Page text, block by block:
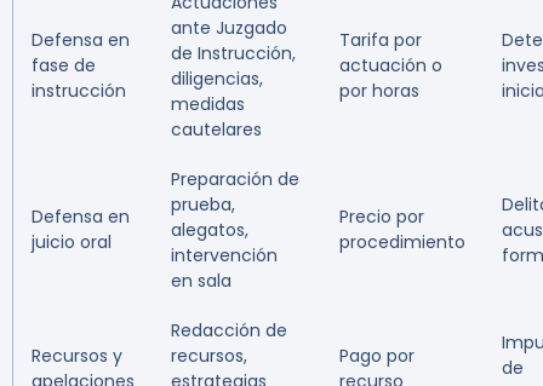
Defensa en
fase de
instrucción
ante Juzgado
de Instrucción,
diligencias,
medidas
cautelares
Tarifa por
actuación o
por horas
Defensa en
juicio oral
Preparación de
prueba,
alegatos,
intervención
en sala
Precio por
procedimiento
Recursos y
Redacción de
recursos,
Pago por
de